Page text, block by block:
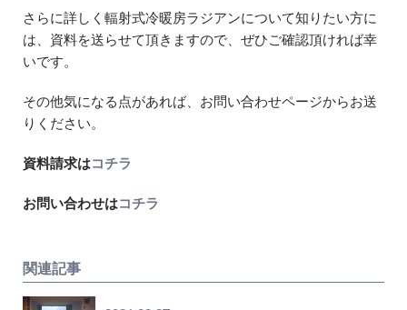
さらに詳しく輻射式冷暖房ラジアンについて知りたい方に
は、資料を送らせて頂きますので、ぜひご確認頂ければ幸
いです。
その他気になる点があれば、お問い合わせページからお送
りください。
資料請求はコチラ
お問い合わせはコチラ
関連記事